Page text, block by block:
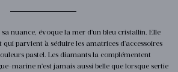
nuance, évoque la mer d'un bleu cristallin. Elle
qui parvient à séduire les amatrices d'accessoires
pastel. Les diamants la complémentent
marine n'est jamais aussi belle que lorsque sertie